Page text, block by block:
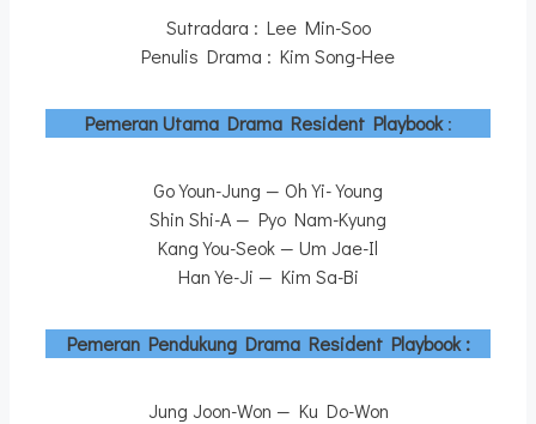
Sutradara : Lee Min-Soo
Penulis Drama : Kim Song-Hee
Pemeran Utama Drama Resident Playbook:
Go Youn-Jung — Oh Yi-Young
Shin Shi-A — Pyo Nam-Kyung
Kang You-Seok — Um Jae-Il
Han Ye-Ji — Kim Sa-Bi
Pemeran Pendukung Drama Resident Playbook :
Jung Joon-Won — Ku Do-Won